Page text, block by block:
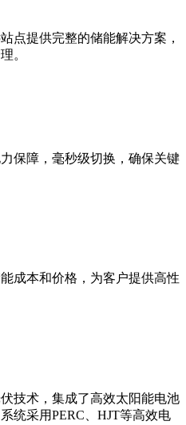
点提供完整的储能解决方案，
。
保障，毫秒级切换，确保关键
成本和价格，为客户提供高性
技术，集成了高效太阳能电池
统采用PERC、HJT等高效电